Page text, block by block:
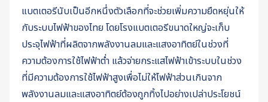
แบตเตอรีนับเป็นอีกหนึ่งตัวเลือกที่จะช่วยเพิ่มความยืดหยุ่นให้
กับระบบไฟฟ้าของไทย โดยโรงแบตเตอรีขนาดใหญ่จะเก็บ
ประจุไฟฟ้าที่ผลิตจากพลังงานลมและแสงอาทิตย์ในช่วงที่
ความต้องการใช้ไฟฟ้าต่ำ แล้วจ่ายกระแสไฟฟ้าเข้าระบบในช่วง
ที่มีความต้องการใช้ไฟฟ้าสูงเพื่อไม่ให้ไฟฟ้าส่วนเกินจาก
พลังงานลมและแสงอาทิตย์ต้องถูกทิ้งไปอย่างเปล่าประโยชน์